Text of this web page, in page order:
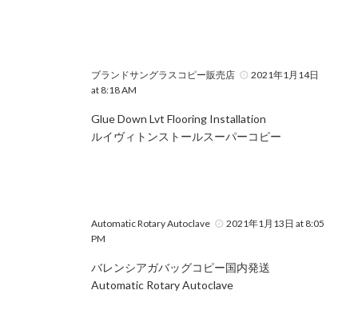
ブランドサングラスコピー販売店
2021年1月14日
at 8:18 AM
Glue Down Lvt Flooring Installation
ルイヴィトンストールスーパーコピー
Automatic Rotary Autoclave
2021年1月13日 at 8:05
PM
バレンシアガバッグコピー国内発送
Automatic Rotary Autoclave